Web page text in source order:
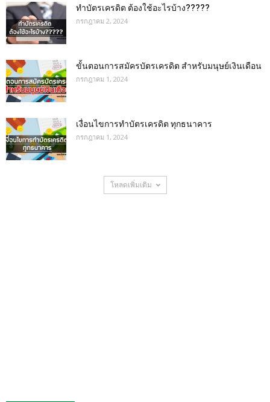
ทำบัตรเครดิต ต้องใช้อะไรบ้าง?????
กรกฎาคม 2, 2024
ขั้นตอนการสมัครบัตรเครดิต สำหรับมนุษย์เงินเดือน
กรกฎาคม 1, 2024
เงื่อนไขการทําบัตรเครดิต ทุกธนาคาร
กรกฎาคม 1, 2024
โหลดเพิ่มเติม